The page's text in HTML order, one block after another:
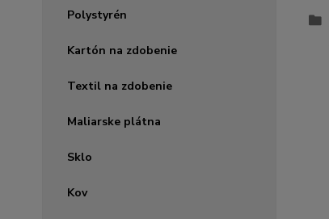
Polystyrén
Kartón na zdobenie
Textil na zdobenie
Maliarske plátna
Sklo
Kov